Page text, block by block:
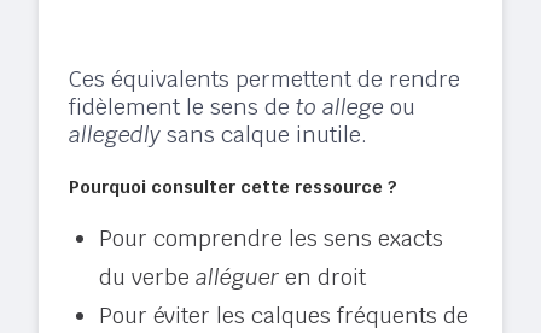
Ces équivalents permettent de rendre
fidèlement le sens deto allege ou
allegedly sans calque inutile.
Pourquoi consulter cette ressource ?
Pour comprendre les sens exacts
du verbealléguer en droit
Pour éviter les calques fréquents de